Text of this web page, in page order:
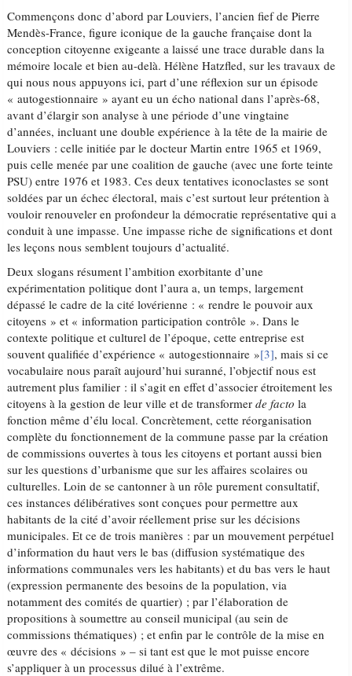
Commençons donc d’abord par Louviers, l’ancien fief de Pierre
Mendès-France, figure iconique de la gauche française dont la
conception citoyenne exigeante a laissé une trace durable dans la
mémoire locale et bien au-delà. Hélène Hatzfled, sur les travaux de
qui nous nous appuyons ici, part d’une réflexion sur un épisode
« autogestionnaire » ayant eu un écho national dans l’après-68,
avant d’élargir son analyse à une période d’une vingtaine
d’années, incluant une double expérience à la tête de la mairie de
Louviers : celle initiée par le docteur Martin entre 1965 et 1969,
puis celle menée par une coalition de gauche (avec une forte teinte
PSU) entre 1976 et 1983. Ces deux tentatives iconoclastes se sont
soldées par un échec électoral, mais c’est surtout leur prétention à
vouloir renouveler en profondeur la démocratie représentative qui a
conduit à une impasse. Une impasse riche de significations et dont
les leçons nous semblent toujours d’actualité.
Deux slogans résument l’ambition exorbitante d’une
expérimentation politique dont l’aura a, un temps, largement
dépassé le cadre de la cité lovérienne : « rendre le pouvoir aux
citoyens » et « information participation contrôle ». Dans le
contexte politique et culturel de l’époque, cette entreprise est
souvent qualifiée d’expérience « autogestionnaire »[3], mais si ce
vocabulaire nous paraît aujourd’hui suranné, l’objectif nous est
autrement plus familier : il s’agit en effet d’associer étroitement les
citoyens à la gestion de leur ville et de transformerde facto la
fonction même d’élu local. Concrètement, cette réorganisation
complète du fonctionnement de la commune passe par la création
de commissions ouvertes à tous les citoyens et portant aussi bien
sur les questions d’urbanisme que sur les affaires scolaires ou
culturelles. Loin de se cantonner à un rôle purement consultatif,
ces instances délibératives sont conçues pour permettre aux
habitants de la cité d’avoir réellement prise sur les décisions
municipales. Et ce de trois manières : par un mouvement perpétuel
d’information du haut vers le bas (diffusion systématique des
informations communales vers les habitants) et du bas vers le haut
(expression permanente des besoins de la population, via
notamment des comités de quartier) ; par l’élaboration de
propositions à soumettre au conseil municipal (au sein de
commissions thématiques) ; et enfin par le contrôle de la mise en
œuvre des « décisions » – si tant est que le mot puisse encore
s’appliquer à un processus dilué à l’extrême.